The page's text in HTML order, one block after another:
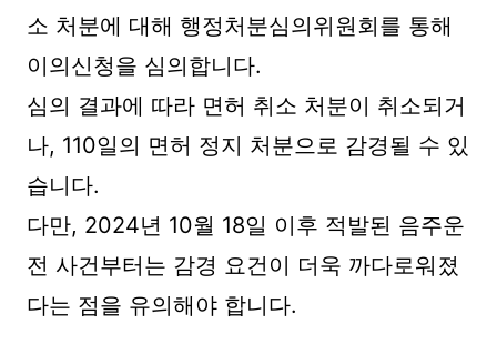
소 처분에 대해 행정처분심의위원회를 통해
이의신청을 심의합니다.
심의 결과에 따라 면허 취소 처분이 취소되거
나, 110일의 면허 정지 처분으로 감경될 수 있
습니다.
다만, 2024년 10월 18일 이후 적발된 음주운
전 사건부터는 감경 요건이 더욱 까다로워졌
다는 점을 유의해야 합니다.